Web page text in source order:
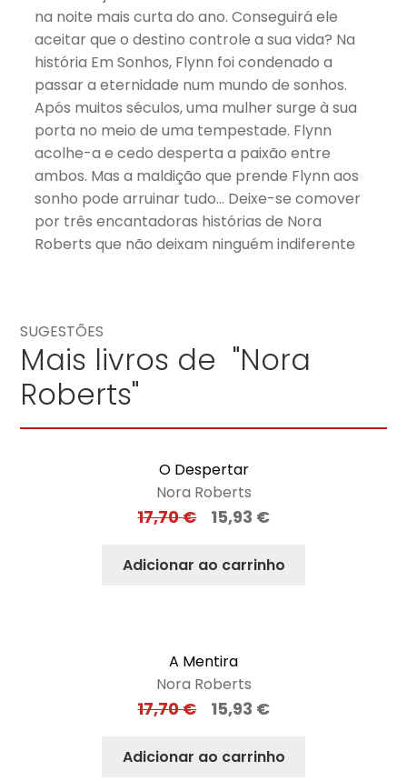
na noite mais curta do ano. Conseguirá ele
aceitar que o destino controle a sua vida? Na
história Em Sonhos, Flynn foi condenado a
passar a eternidade num mundo de sonhos.
Após muitos séculos, uma mulher surge à sua
porta no meio de uma tempestade. Flynn
acolhe-a e cedo desperta a paixão entre
ambos. Mas a maldição que prende Flynn aos
sonho pode arruinar tudo… Deixe-se comover
por três encantadoras histórias de Nora
Roberts que não deixam ninguém indiferente
SUGESTÕES
Mais livros de "Nora
Roberts"
O Despertar
Nora Roberts
17,70€ 15,93 €
Adicionar ao carrinho
A Mentira
Nora Roberts
17,70€ 15,93 €
Adicionar ao carrinho